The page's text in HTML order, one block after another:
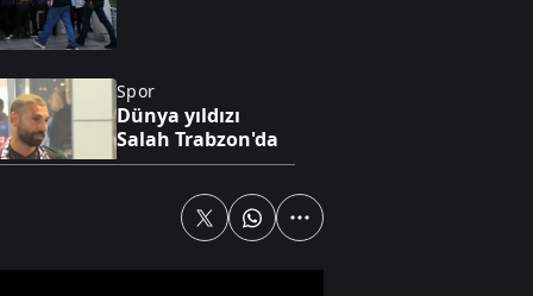
Spor
Dünya yıldızı
Salah Trabzon'da
Alman